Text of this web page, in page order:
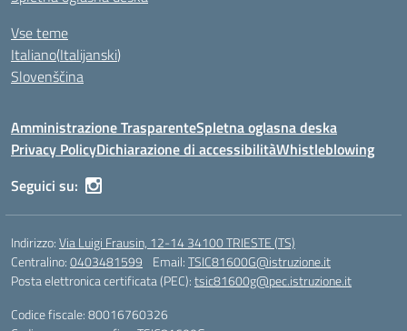
Vse teme
Italiano(Italijanski)
Slovenščina
Amministrazione TrasparenteSpletna oglasna deska
Privacy PolicyDichiarazione di accessibilitàWhistleblowing
Seguici su:
Indirizzo:Via Luigi Frausin, 12-14 34100 TRIESTE (TS)
Centralino:0403481599 Email:TSIC81600G@istruzione.it
Posta elettronica certificata (PEC):tsic81600g@pec.istruzione.it
Codice fiscale: 80016760326